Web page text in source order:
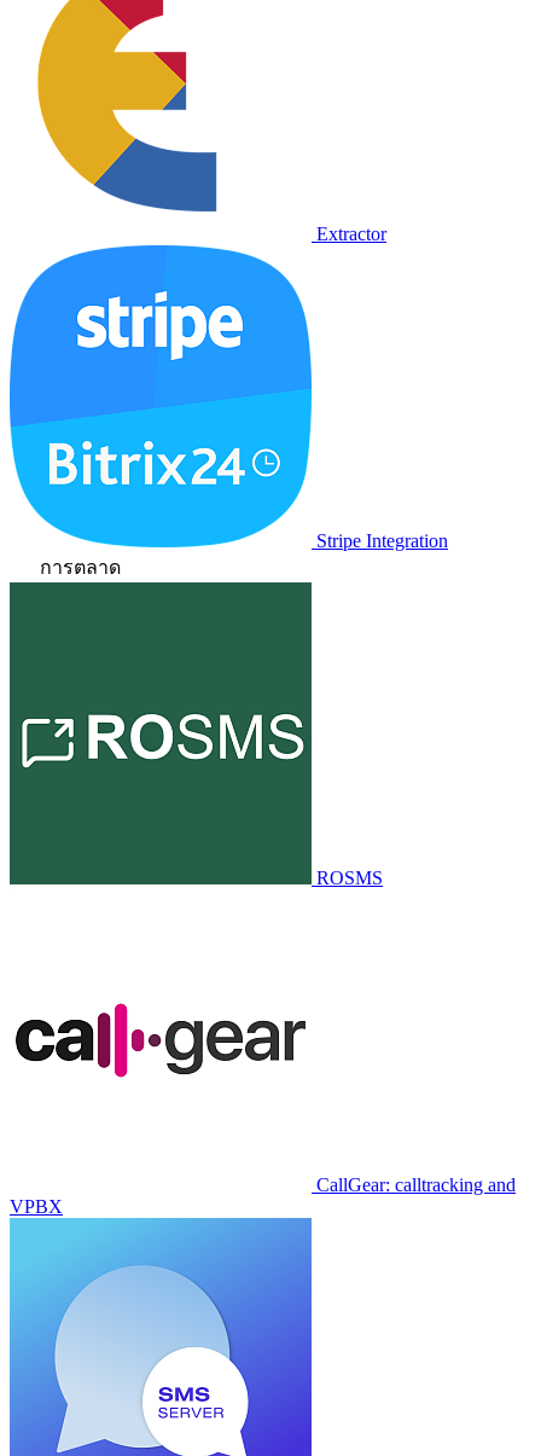
Extractor
Stripe Integration
การตลาด
ROSMS
CallGear: calltracking and
VPBX